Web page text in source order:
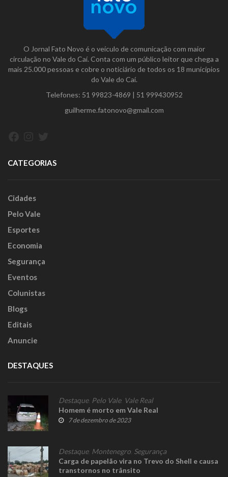
O Jornal Fato Novo é o veículo de comunicação com maior
circulação no Vale do Caí. Conta com um público leitor que chega a
mais 25.000 pessoas e cobre o noticiário de todos os 18 municípios
do Vale do Caí.
Telefones: 51 99823-4869 | 51 999430952
guilherme.fatonovo@gmail.com
CATEGORIAS
Cidades
Pelo Vale
Esportes
Economia
Segurança
Eventos
Colunistas
Blogs
Editais
Anuncie
DESTAQUES
Destaque, Pelo Vale, Vale Real
Homem é morto em Vale Real
7 de dezembro de 2023
Destaque, Montenegro Segurança
Carga de papelão vira no Trevo do Shell e causa
transtornos no trânsito